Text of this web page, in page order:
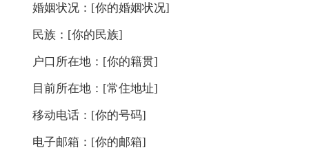
婚姻状况：[你的婚姻状况]
民族：[你的民族]
户口所在地：[你的籍贯]
目前所在地：[常住地址]
移动电话：[你的号码]
电子邮箱：[你的邮箱]